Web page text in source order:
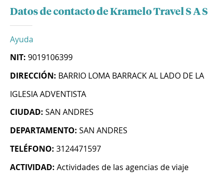
Datos de contacto de Kramelo Travel S A S
Ayuda
NIT: 9019106399
DIRECCIÓN: BARRIO LOMA BARRACK AL LADO DE LA
IGLESIA ADVENTISTA
CIUDAD: SAN ANDRES
DEPARTAMENTO: SAN ANDRES
TELÉFONO: 3124471597
ACTIVIDAD: Actividades de las agencias de viaje